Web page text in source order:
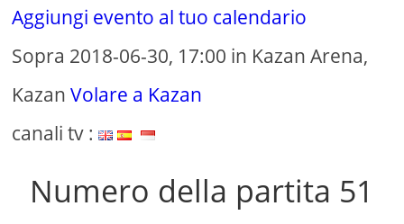
Aggiungi evento al tuo calendario
Sopra 2018-06-30, 17:00 in Kazan Arena,
KazanVolare a Kazan
canali tv :
Numero della partita 51